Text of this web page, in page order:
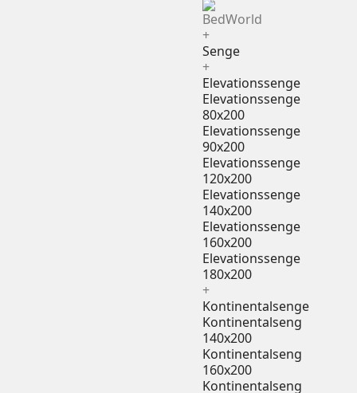
+
Senge
+
Elevationssenge
Elevationssenge
80x200
Elevationssenge
90x200
Elevationssenge
120x200
Elevationssenge
140x200
Elevationssenge
160x200
Elevationssenge
180x200
+
Kontinentalsenge
Kontinentalseng
140x200
Kontinentalseng
160x200
Kontinentalseng